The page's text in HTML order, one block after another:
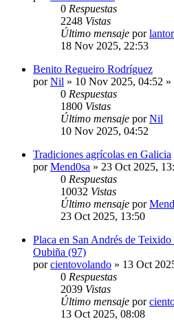
0 Respuestas
2248 Vistas
Último mensaje por
18 Nov 2025, 22:53
Benito Regueiro Rodríguez
porNil » 10 Nov 2025, 04:52 »
0 Respuestas
1800 Vistas
Último mensaje porNil
10 Nov 2025, 04:52
Tradiciones agrícolas en Galicia
porMend0sa » 23 Oct 2025,
0 Respuestas
10032 Vistas
Último mensaje por
23 Oct 2025, 13:50
Placa en San Andrés de
Oubiña (97)
porcientovolando » 13 Oct
0 Respuestas
2039 Vistas
Último mensaje por
13 Oct 2025, 08:08